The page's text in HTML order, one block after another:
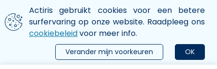
Aller au contenu principal
We gebruiken cookies
Actiris gebruikt cookies voor een betere
surfervaring op onze website. Raadpleeg ons
cookiebeleidvoor meer info.
OK
Verander mijn voorkeuren
le menu